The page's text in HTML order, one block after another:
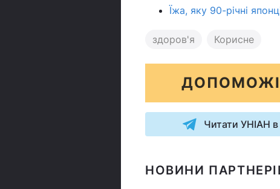
Їжа, яку 90-річні
здоров'я Корисне
Читати УНІАН
НОВИНИ